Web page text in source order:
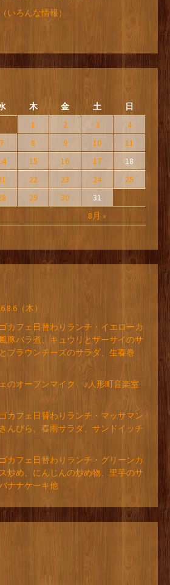
いろんな情報）
木 金 土 日
8月 »
1 2 3
4
7 8 9 10
11
15 16 17
18
22 23 24
25
29 30 31
（木）
カフェ日替わりランチ・イエローカ
豚バラ煮、キュウリとザーサイのサ
ブラウンチーズのサラダ、生春巻
のオープンマイク ♪人形町音楽室
カフェ日替わりランチ・マッサマン
んぴら、春雨サラダ、サンドイッチ
カフェ日替わりランチ・グリーンカ
炒め、にんじんの炒め物、里芋のサ
ナナケーキ他